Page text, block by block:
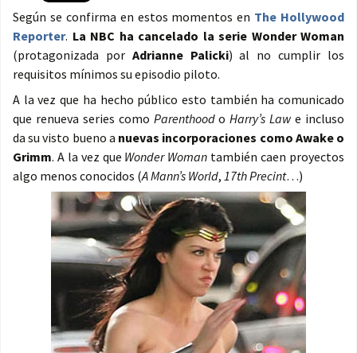
Según se confirma en estos momentos en The Hollywood
Reporter. La NBC ha cancelado la serie Wonder Woman
(protagonizada por Adrianne Palicki) al no cumplir los
requisitos mínimos su episodio piloto.
A la vez que ha hecho público esto también ha comunicado
que renueva series como ParenthoodoHarry’s Lawe incluso
da su visto bueno a nuevas incorporaciones como Awake o
Grimm. A la vez que Wonder Woman también caen proyectos
algo menos conocidos (A Mann’s World, 17th Precint…)